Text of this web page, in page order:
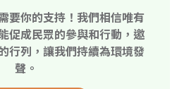
要你的支持！我們相信唯有
促成民眾的參與和行動，邀
行列，讓我們持續為環境發
聲。